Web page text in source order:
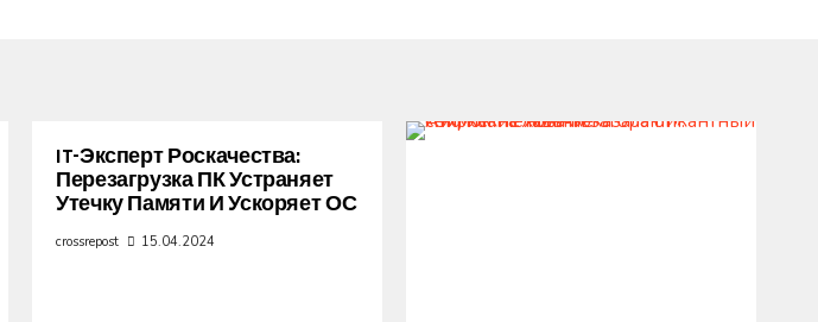
IT-Эксперт Роскачества:
Перезагрузка ПК Устраняет
Утечку Памяти И Ускоряет ОС
crossrepost 15.04.2024